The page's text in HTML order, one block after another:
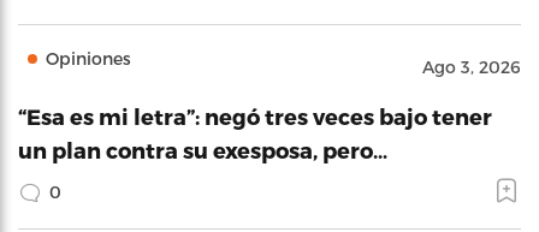
Opiniones Ago 3, 2026
“Esa es mi letra”: negó tres veces bajo tener
un plan contra su exesposa, pero…
0